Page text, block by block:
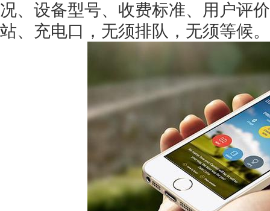
况、设备型号、收费标准、用户评
站、充电口，无须排队，无须等候。
获得产品报价方案
1万个想法不如1次的方案落地
扫码添加[商务总监]沟通方案